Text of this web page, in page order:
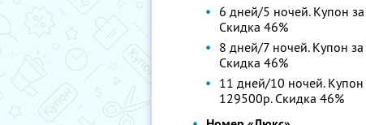
6 дней/5 ночей. Купон
Скидка 46%
8 дней/7 ночей. Купон
Скидка 46%
11 дней/10 ночей. Купон
129500р. Скидка 46%